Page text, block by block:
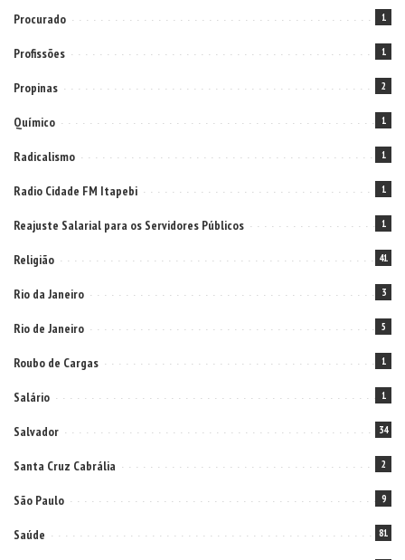
Procurado 1
Profissões 1
Propinas 2
Químico 1
Radicalismo 1
Radio Cidade FM Itapebi 1
Reajuste Salarial para os Servidores Públicos 1
Religião 41
Rio da Janeiro 3
Rio de Janeiro 5
Roubo de Cargas 1
Salário 1
Salvador 34
Santa Cruz Cabrália 2
São Paulo 9
Saúde 81